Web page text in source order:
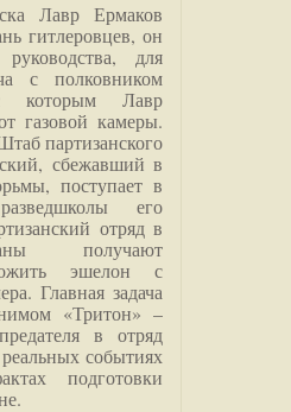
Лавр Ермаков
гитлеровцев, он
для
с полковником
которым Лавр
газовой камеры.
партизанского
сбежавший в
поступает в
его
отряд в
получают
эшелон с
Главная задача
«Тритон» –
в отряд
событиях
подготовки